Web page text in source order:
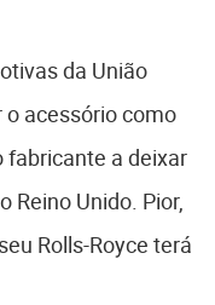
da União
o acessório como
fabricante a deixar
Reino Unido. Pior,
Rolls-Royce terá